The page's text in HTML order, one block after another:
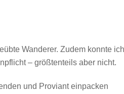
Wanderer. Zudem konnte ich
– größtenteils aber nicht.
und Proviant einpacken